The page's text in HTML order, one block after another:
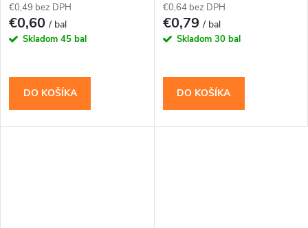
€0,49 bez DPH
€0,60/ bal
Skladom 45 bal
DO KOŠÍKA
€0,64 bez DPH
€0,79/ bal
Skladom 30 bal
DO KOŠÍKA